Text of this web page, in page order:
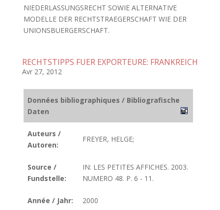
NIEDERLASSUNGSRECHT SOWIE ALTERNATIVE
MODELLE DER RECHTSTRAEGERSCHAFT WIE DER
UNIONSBUERGERSCHAFT.
RECHTSTIPPS FUER EXPORTEURE: FRANKREICH
Avr 27, 2012
Données bibliographiques / Bibliografische
Daten
Auteurs /
Autoren:
FREYER, HELGE;
Source /
Fundstelle:
IN: LES PETITES AFFICHES. 2003.
NUMERO 48. P. 6 - 11.
Année / Jahr: 2000